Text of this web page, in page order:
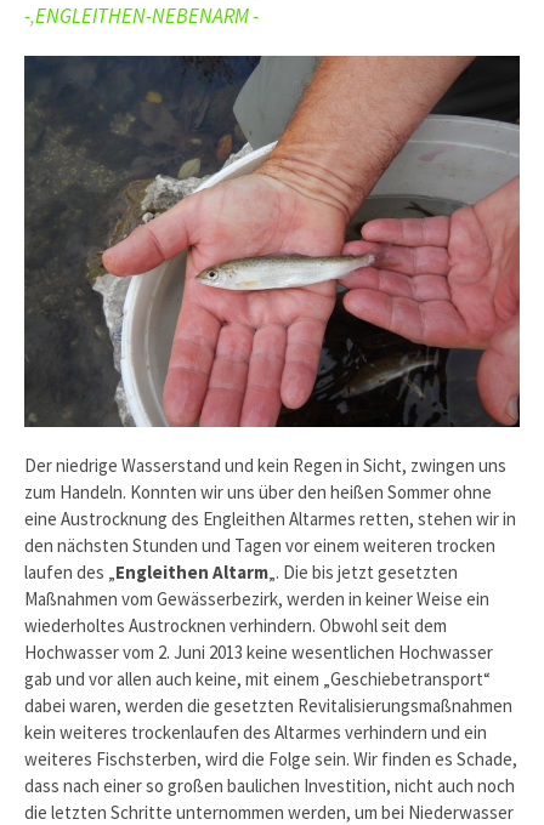
-,ENGLEITHEN-NEBENARM -
Der niedrige Wasserstand und kein Regen in Sicht, zwingen uns
zum Handeln. Konnten wir uns über den heißen Sommer ohne
eine Austrocknung des Engleithen Altarmes retten, stehen wir in
den nächsten Stunden und Tagen vor einem weiteren trocken
laufen des „Engleithen Altarm„. Die bis jetzt gesetzten
Maßnahmen vom Gewässerbezirk, werden in keiner Weise ein
wiederholtes Austrocknen verhindern. Obwohl seit dem
Hochwasser vom 2. Juni 2013 keine wesentlichen Hochwasser
gab und vor allen auch keine, mit einem „Geschiebetransport“
dabei waren, werden die gesetzten Revitalisierungsmaßnahmen
kein weiteres trockenlaufen des Altarmes verhindern und ein
weiteres Fischsterben, wird die Folge sein. Wir finden es Schade,
dass nach einer so großen baulichen Investition, nicht auch noch
die letzten Schritte unternommen werden, um bei Niederwasser